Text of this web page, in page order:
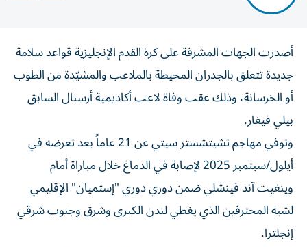
أصدرت الجهات المشرفة على كرة القدم الإنجليزية قواعد سلامة
جديدة تتعلق بالجدران المحيطة بالملاعب والمشيّدة من الطوب
أو الخرسانة، وذلك عقب وفاة لاعب أكاديمية أرسنال السابق
بيلي فيغار.
وتوفي مهاجم تشيتشستر سيتي عن 21 عاماً بعد تعرضه في
أيلول/سبتمبر 2025 لإصابة في الدماغ خلال مباراة أمام
وينغيت آند فينشلي ضمن دوري دوري "إسثميان" الإقليمي
لشبه المحترفين الذي يغطي لندن الكبرى وشرق وجنوب شرقي
إنجلترا.